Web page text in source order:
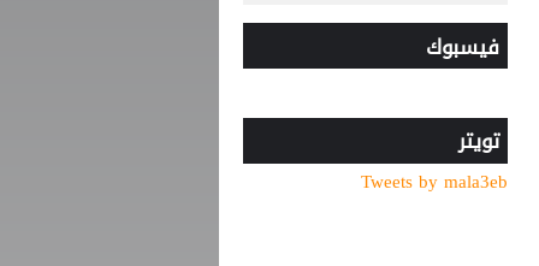
على عرض سعودي !!
ماذا ينتظر صلاح في طرابزون؟
فيسبوك
تويتر
Tweets by mala3eb